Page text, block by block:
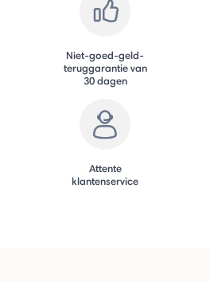
Niet-goed-geld-
teruggarantie van
30 dagen
Attente
klantenservice